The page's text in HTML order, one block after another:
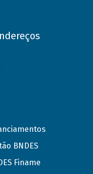
BNDES
Finame